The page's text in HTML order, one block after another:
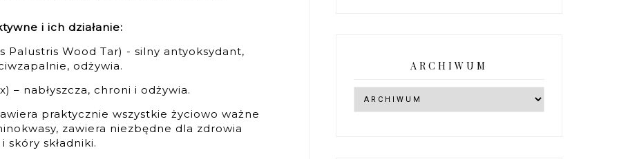
i ich działanie:
Palustris Wood Tar) - silny antyoksydant,
odżywia.
– nabłyszcza, chroni i odżywia.
praktycznie wszystkie życiowo ważne
zawiera niezbędne dla zdrowia
i skóry składniki.
ARCHIWUM